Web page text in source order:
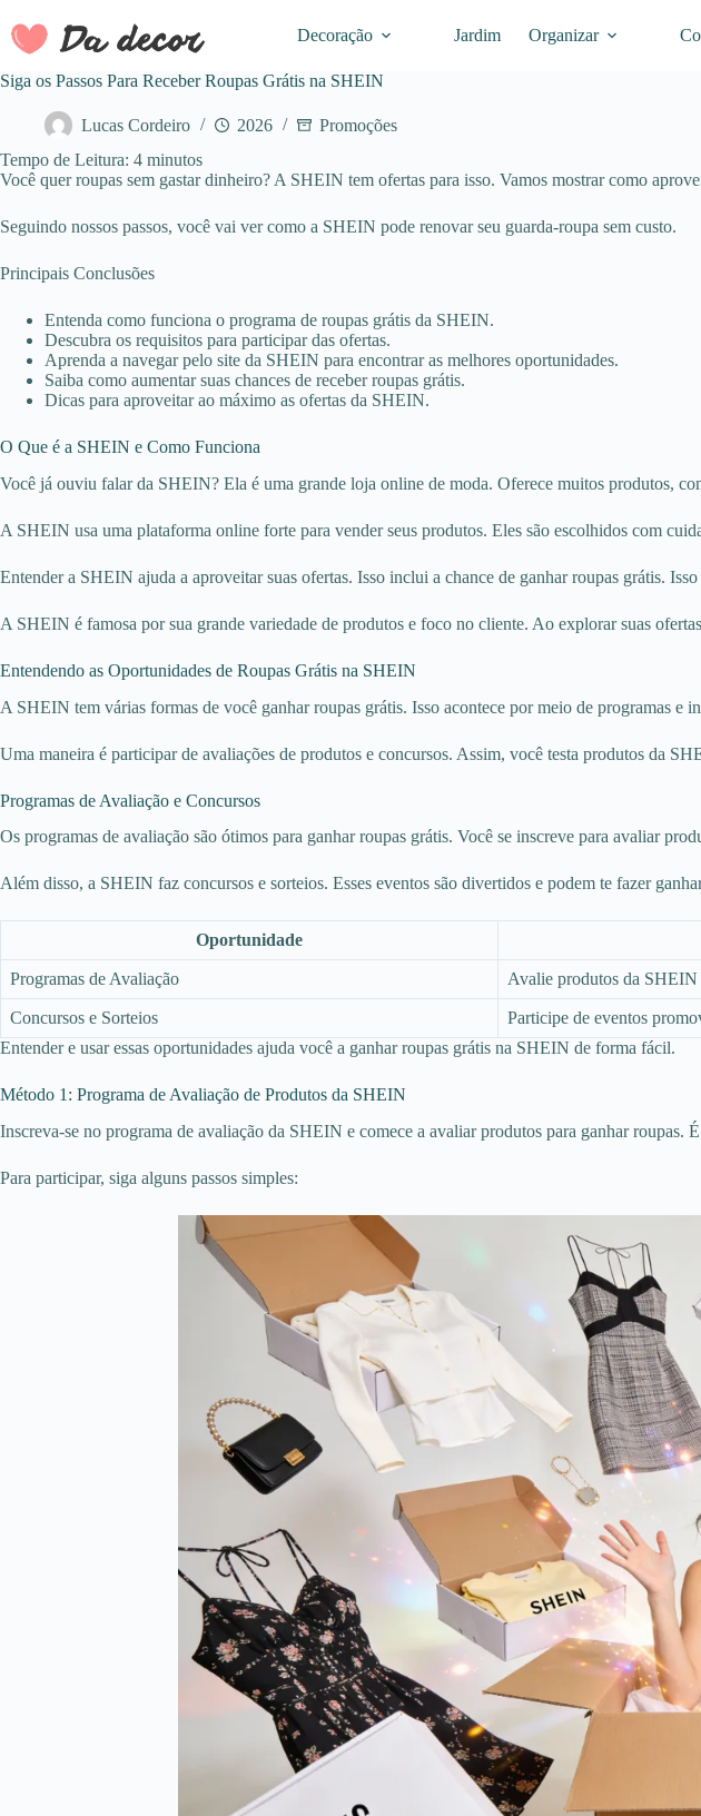
para
Decoração Jardim Organizar
Siga os Passos Para Receber Roupas Grátis na SHEIN
Lucas Cordeiro 2026
Promoções
Tempo de Leitura: 4 minutos
Você quer roupas sem gastar dinheiro? A SHEIN tem ofertas para isso. Vamos mostrar como
Seguindo nossos passos, você vai ver como a SHEIN pode renovar seu guarda-roupa sem custo.
Principais Conclusões
Entenda como funciona o programa de roupas grátis da SHEIN.
Descubra os requisitos para participar das ofertas.
Aprenda a navegar pelo site da SHEIN para encontrar as melhores oportunidades.
Saiba como aumentar suas chances de receber roupas grátis.
Dicas para aproveitar ao máximo as ofertas da SHEIN.
O Que é a SHEIN e Como Funciona
Você já ouviu falar da SHEIN? Ela é uma grande loja online de moda. Oferece muitos produtos,
A SHEIN usa uma plataforma online forte para vender seus produtos. Eles são escolhidos com
Entender a SHEIN ajuda a aproveitar suas ofertas. Isso inclui a chance de ganhar roupas grátis.
A SHEIN é famosa por sua grande variedade de produtos e foco no cliente. Ao explorar suas
Entendendo as Oportunidades de Roupas Grátis na SHEIN
A SHEIN tem várias formas de você ganhar roupas grátis. Isso acontece por meio de programas e
Uma maneira é participar de avaliações de produtos e concursos. Assim, você testa produtos da
Programas de Avaliação e Concursos
Os programas de avaliação são ótimos para ganhar roupas grátis. Você se inscreve para avaliar
Além disso, a SHEIN faz concursos e sorteios. Esses eventos são divertidos e podem te fazer
Oportunidade
Programas de Avaliação Avalie produtos da SHEIN
Concursos e Sorteios Participe de eventos
Entender e usar essas oportunidades ajuda você a ganhar roupas grátis na SHEIN de forma fácil.
Método 1: Programa de Avaliação de Produtos da SHEIN
Inscreva-se no programa de avaliação da SHEIN e comece a avaliar produtos para ganhar roupas.
Para participar, siga alguns passos simples: